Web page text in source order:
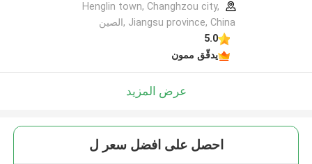
Henglin town, Changhzou city,
Jiangsu province, China ,الصين
5.0
يدقّق ممون
عرض المزيد
احصل على افضل سعر ل